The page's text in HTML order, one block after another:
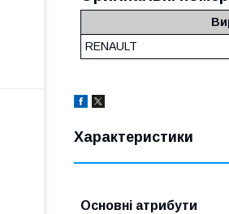
RENAULT
Характеристики
Основні атрибути